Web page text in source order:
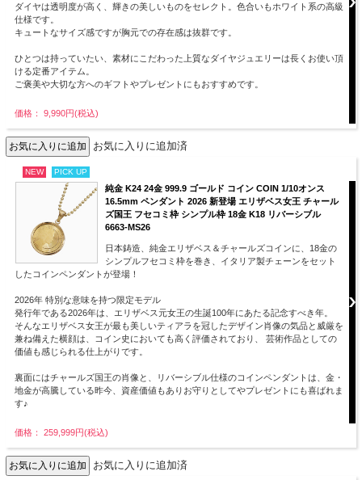
ダイヤは透明度が高く、輝きの美しいものをセレクト。色合いもホワイト系の高級
仕様です。
キュートなサイズ感ですが胸元での存在感は抜群です。
ひとつは持っていたい、素材にこだわった上質なダイヤジュエリーは長くお使い頂
ける定番アイテム。
ご褒美や大切な方へのギフトやプレゼントにもおすすめです。
価格： 9,990円(税込)
お気に入りに追加済
NEW PICK UP
純金 K24 24金 999.9 ゴールド コイン COIN 1/10オンス
16.5mm ペンダント 2026 新登場 エリザベス女王 チャール
ズ国王 フセコミ枠 シンプル枠 18金 K18 リバーシブル
6663-MS26
日本鋳造、純金エリザベス＆チャールズコインに、18金の
シンプルフセコミ枠を巻き、イタリア製チェーンをセット
したコインペンダントが登場！
2026年 特別な意味を持つ限定モデル
発行年である2026年は、エリザベス元女王の生誕100年にあたる記念すべき年。
そんなエリザベス女王が最も美しいティアラを冠したデザイン肖像の気品と威厳を
兼ね備えた横顔は、コイン史においても高く評価されており、 芸術作品としての
価値も感じられる仕上がりです。
裏面にはチャールズ国王の肖像と、リバーシブル仕様のコインペンダントは、金・
地金が高騰している昨今、資産価値もありお守りとしてやプレゼントにも喜ばれま
す♪
価格： 259,999円(税込)
お気に入りに追加済